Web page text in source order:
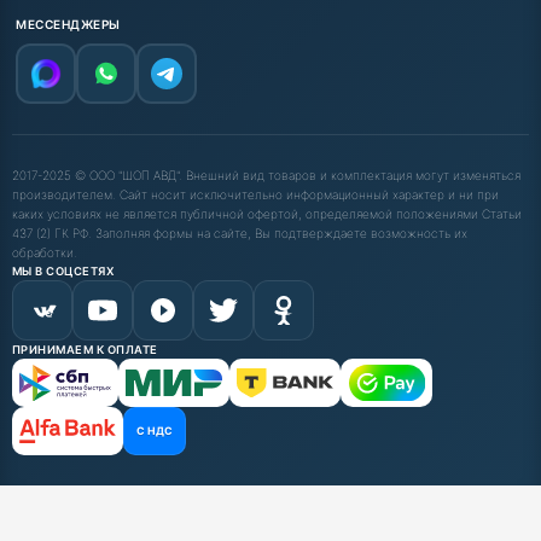
МЕССЕНДЖЕРЫ
2017-2025 © ООО "ШОП АВД". Внешний вид товаров и комплектация могут изменяться
производителем. Сайт носит исключительно информационный характер и ни при
каких условиях не является публичной офертой, определяемой положениями Статьи
437 (2) ГК РФ. Заполняя формы на сайте, Вы подтверждаете возможность их
обработки.
МЫ В СОЦСЕТЯХ
ПРИНИМАЕМ К ОПЛАТЕ
С НДС